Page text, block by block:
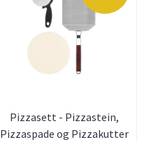
Pizzasett - Pizzastein,
Pizzaspade og Pizzakutter